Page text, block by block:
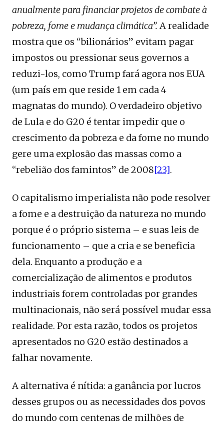
anualmentepara financiar projetos de combate à
pobreza, fome e mudança climática”. A realidade
mostra que os “bilionários” evitam pagar
impostos ou pressionar seus governos a
reduzi-los, como Trump fará agora nos EUA
(um país em que reside 1 em cada 4
magnatas do mundo). O verdadeiro objetivo
de Lula e do G20 é tentar impedir que o
crescimento da pobreza e da fome no mundo
gere uma explosão das massas como a
“rebelião dos famintos” de 2008[23].
O capitalismo imperialista não pode resolver
a fome e a destruição da natureza no mundo
porque é o próprio sistema – e suas leis de
funcionamento – que a cria e se beneficia
dela. Enquanto a produção e a
comercialização de alimentos e produtos
industriais forem controladas por grandes
multinacionais, não será possível mudar essa
realidade. Por esta razão, todos os projetos
apresentados no G20 estão destinados a
falhar novamente.
A alternativa é nítida: a ganância por lucros
desses grupos ou as necessidades dos povos
do mundo com centenas de milhões de